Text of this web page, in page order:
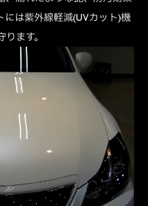
には紫外線軽減(UVカット)機
ます。